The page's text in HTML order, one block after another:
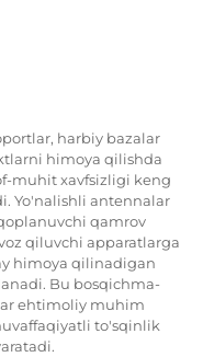
harbiy bazalar
himoya qilishda
muhit xavfsizligi keng
Yo'nalishli antennalar
qamrov
qiluvchi apparatlarga
himoya qilinadigan
Bu bosqichma-
ehtimoliy muhim
to'sqinlik